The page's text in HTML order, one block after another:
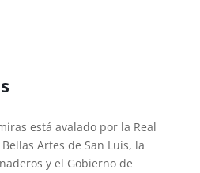
está avalado por la Real
Artes de San Luis, la
y el Gobierno de